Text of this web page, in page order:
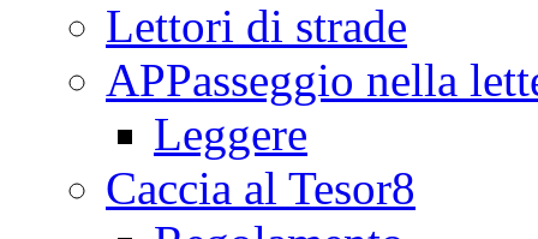
Lettori di strade
APPasseggio nella
Leggere
Caccia al Tesor8